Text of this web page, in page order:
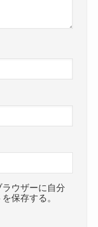
ウザーに自分
保存する。